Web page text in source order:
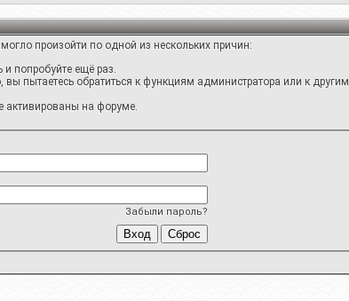
произойти по одной из нескольких причин:
попробуйте ещё раз.
пытаетесь обратиться к функциям администратора или к другим
активированы на форуме.
Забыли пароль?